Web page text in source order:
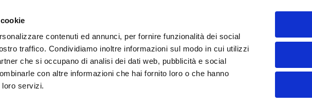
contenuti ed annunci, per fornire funzionalità dei social
traffico. Condividiamo inoltre informazioni sul modo in cui utilizzi
che si occupano di analisi dei dati web, pubblicità e social
con altre informazioni che hai fornito loro o che hanno
servizi.
siamo
Iscriviti alla Newsletter